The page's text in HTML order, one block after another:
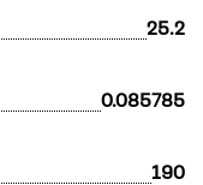
25.2
0.085785
190